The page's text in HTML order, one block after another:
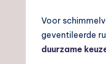
Voor
geventileerde
duurzame